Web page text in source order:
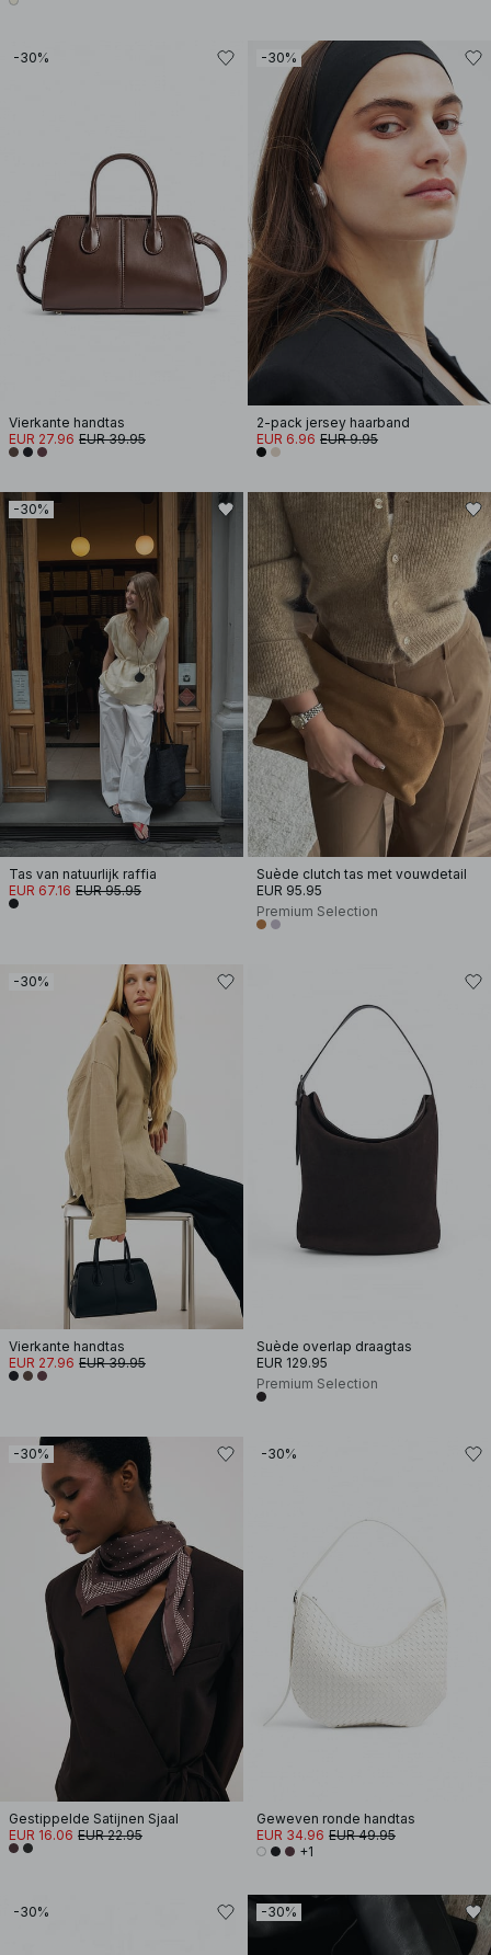
-30%
Vierkante handtas
EUR 27.96 EUR 39.95
-30%
2-pack jersey haarband
EUR 6.96 EUR 9.95
-30%
Tas van natuurlijk raffia
EUR 67.16 EUR 95.95
Suède clutch tas met vouwdetail
EUR 95.95
Premium Selection
-30%
Vierkante handtas
EUR 27.96 EUR 39.95
Suède overlap draagtas
EUR 129.95
Premium Selection
-30%
Gestippelde Satijnen Sjaal
EUR 16.06 EUR 22.95
-30%
Geweven ronde handtas
EUR 34.96 EUR 49.95
+1
-30% -30%